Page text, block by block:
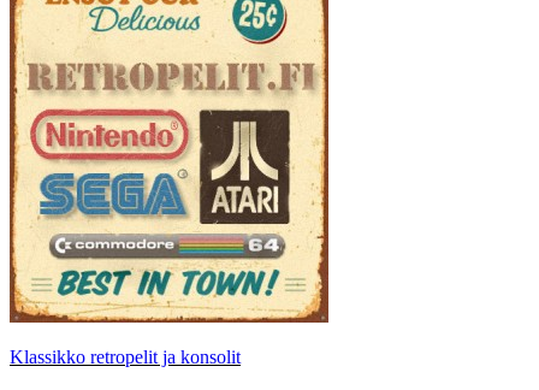
Klassikko retropelit ja konsolit